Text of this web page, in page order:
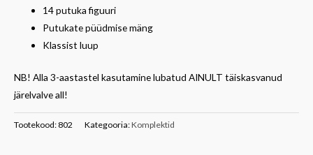
14 putuka figuuri
Putukate püüdmise mäng
Klassist luup
NB! Alla 3-aastastel kasutamine lubatud AINULT täiskasvanud
järelvalve all!
Tootekood:802 Kategooria:Komplektid